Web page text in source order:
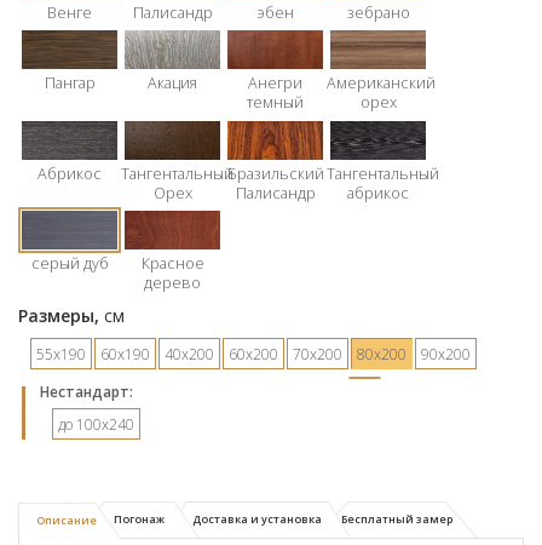
Венге Палисандр эбен зебрано
Пангар Акация
Анегри
темный
Американский
орех
Абрикос
Тангентальный
Орех
Бразильский
Палисандр
Тангентальный
абрикос
серый дуб
Красное
дерево
Размеры, см
55х190 60х190 40х200 60х200 70х200 80х200
90х200
Hестандарт:
до 100x240
Описание Погонаж Доставка и установка Бесплатный замер